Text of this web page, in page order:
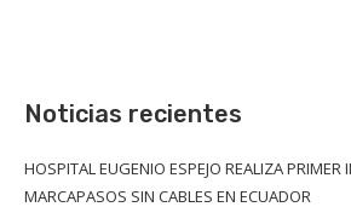
Noticias recientes
HOSPITAL EUGENIO ESPEJO REALIZA PRIMER
MARCAPASOS SIN CABLES EN ECUADOR